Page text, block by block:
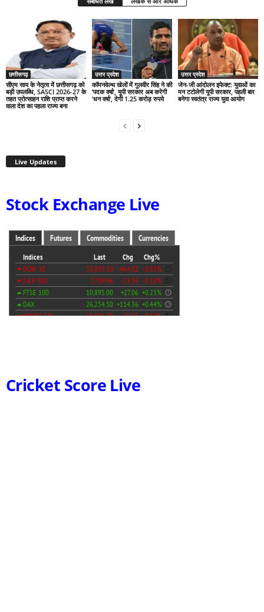
छत्तीसगढ़
सीएम साय के नेतृत्व में छत्तीसगढ़ को
बड़ी उपलब्धि, SASCI 2026-27 के
तहत प्रोत्साहन राशि प्राप्त करने
वाला देश का पहला राज्य बना
उत्तर प्रदेश
कॉमनवेल्थ खेलों में गुलवीर सिंह ने की
‘पदक वर्षा’, यूपी सरकार अब करेगी
‘धन वर्षा’, देगी 1.25 करोड़ रुपये
उत्तर प्रदेश
जेन-जी आंदोलन इफेक्ट: युवाओं का
मन टटोलेगी यूपी सरकार, पहली बार
बनेगा स्वतंत्र राज्य युवा आयोग
Live Updates
Stock Exchange Live
Cricket Score Live